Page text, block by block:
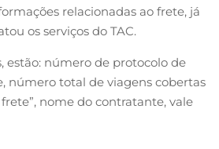
relacionadas ao frete, já
os serviços do TAC.
estão: número de protocolo de
número total de viagens cobertas
nome do contratante, vale